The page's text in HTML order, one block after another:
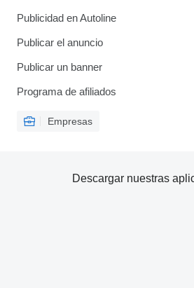
Publicidad en Autoline
Publicar el anuncio
Publicar un banner
Programa de afiliados
Empresas
Descargar nuestras